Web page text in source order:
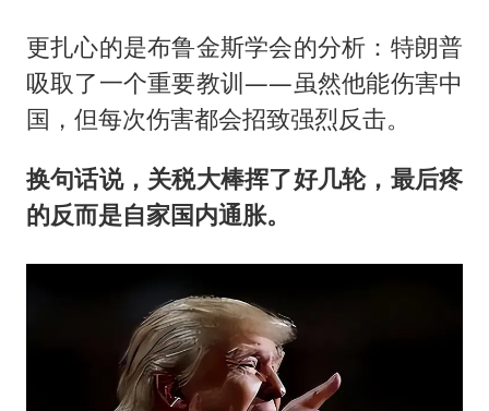
更扎心的是布鲁金斯学会的分析：特朗普
吸取了一个重要教训——虽然他能伤害中
国，但每次伤害都会招致强烈反击。
换句话说，关税大棒挥了好几轮，最后疼
的反而是自家国内通胀。